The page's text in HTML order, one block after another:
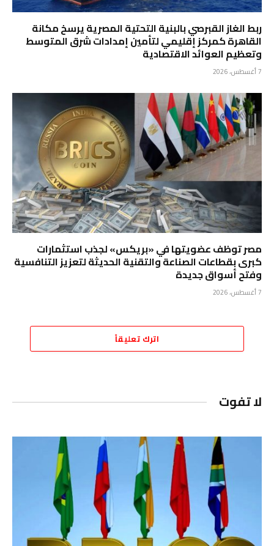
ربط الغاز القبرصي بالبنية التحتية المصرية يرسخ مكانة
القاهرة كمركز إقليمي لتأمين إمدادات شرق المتوسط
وتعظيم العوائد الاقتصادية
7 أغسطس، 2026
مصر توظف عضويتها في «بريكس» لجذب استثمارات
كبرى بقطاعات الصناعة والتقنية الحديثة لتعزيز التنافسية
وفتح أسواق جديدة
7 أغسطس، 2026
اترك تعليقاً
لا تفوت